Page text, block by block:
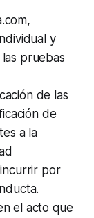
y
pruebas
de las
de
a la
por
el acto que